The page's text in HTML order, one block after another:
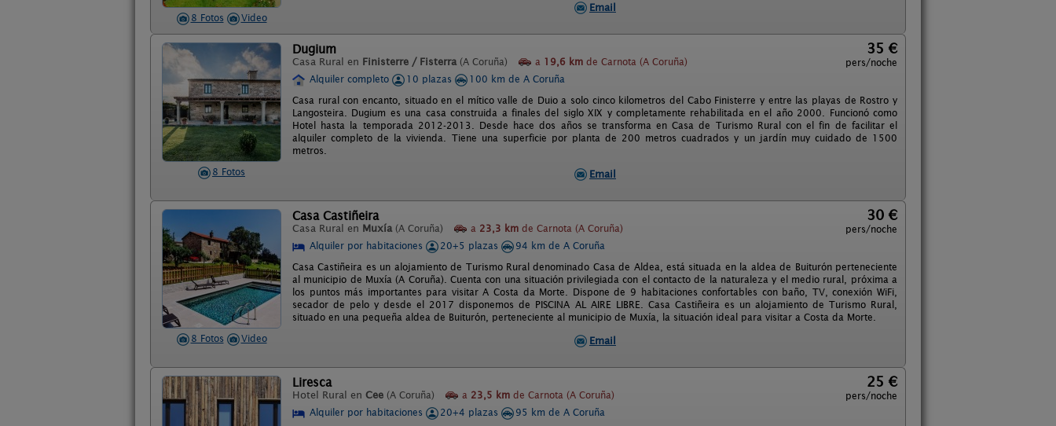
8 Fotos Video
Email
8 Fotos
Dugium
Casa Rural en Finisterre / Fisterra (A Coruña) a 19,6 km de Carnota (A Coruña)
35 €
pers/noche
Alquiler completo
10 plazas
100 km de A Coruña
Casa rural con encanto, situado en el mítico valle de Duio a solo cinco kilometros del Cabo Finisterre y entre las playas de Rostro y
Langosteira. Dugium es una casa construida a finales del siglo XIX y completamente rehabilitada en el año 2000. Funcionó como
Hotel hasta la temporada 2012-2013. Desde hace dos años se transforma en Casa de Turismo Rural con el fin de facilitar el
alquiler completo de la vivienda. Tiene una superficie por planta de 200 metros cuadrados y un jardín muy cuidado de 1500
metros.
Email
8 Fotos Video
Casa Castiñeira
Casa Rural en Muxía (A Coruña) a 23,3 km de Carnota (A Coruña)
30 €
pers/noche
Alquiler por habitaciones
20+5 plazas
94 km de A Coruña
Casa Castiñeira es un alojamiento de Turismo Rural denominado Casa de Aldea, está situada en la aldea de Buiturón perteneciente
al municipio de Muxía (A Coruña). Cuenta con una situación privilegiada con el contacto de la naturaleza y el medio rural, próxima a
los puntos más importantes para visitar A Costa da Morte. Dispone de 9 habitaciones confortables con baño, TV, conexión WiFi,
secador de pelo y desde el 2017 disponemos de PISCINA AL AIRE LIBRE. Casa Castiñeira es un alojamiento de Turismo Rural,
situado en una pequeña aldea de Buiturón, perteneciente al municipio de Muxía, la situación ideal para visitar a Costa da Morte.
Email
Liresca
Hotel Rural en Cee (A Coruña) a 23,5 km de Carnota (A Coruña)
25 €
pers/noche
Alquiler por habitaciones
20+4 plazas
95 km de A Coruña